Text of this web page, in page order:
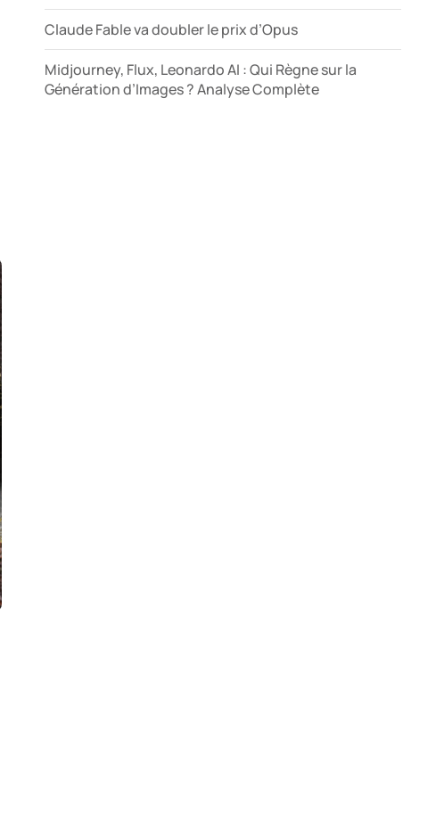
Claude Fable va doubler le prix d’Opus
Midjourney, Flux, Leonardo AI : Qui Règne sur la
Génération d’Images ? Analyse Complète